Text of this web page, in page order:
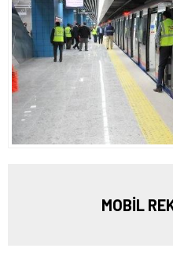
MOBİL